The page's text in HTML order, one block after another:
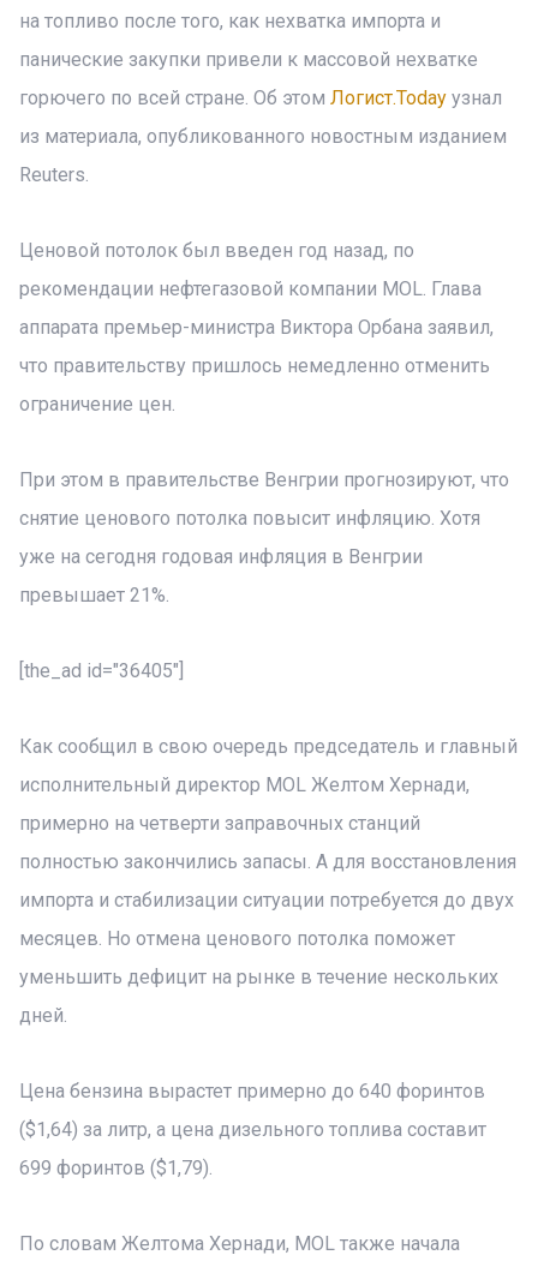
на топливо после того, как нехватка импорта и
панические закупки привели к массовой нехватке
горючего по всей стране. Об этом Логист.Today узнал
из материала, опубликованного новостным изданием
Reuters.
Ценовой потолок был введен год назад, по
рекомендации нефтегазовой компании MOL. Глава
аппарата премьер-министра Виктора Орбана заявил,
что правительству пришлось немедленно отменить
ограничение цен.
При этом в правительстве Венгрии прогнозируют, что
снятие ценового потолка повысит инфляцию. Хотя
уже на сегодня годовая инфляция в Венгрии
превышает 21%.
[the_ad id="36405"]
Как сообщил в свою очередь председатель и главный
исполнительный директор MOL Желтом Хернади,
примерно на четверти заправочных станций
полностью закончились запасы. А для восстановления
импорта и стабилизации ситуации потребуется до двух
месяцев. Но отмена ценового потолка поможет
уменьшить дефицит на рынке в течение нескольких
дней.
Цена бензина вырастет примерно до 640 форинтов
($1,64) за литр, а цена дизельного топлива составит
699 форинтов ($1,79).
По словам Желтома Хернади, MOL также начала